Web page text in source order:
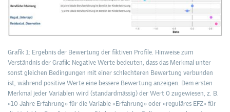
Grafik 1: Ergebnis der Bewertung der fiktiven Profile. Hinweise zum
Verständnis der Grafik: Negative Werte bedeuten, dass das Merkmal unter
sonst gleichen Bedingungen mit einer schlechteren Bewertung verbunden
ist, während positive Werte eine bessere Bewertung anzeigen. Dem ersten
Merkmal jeder Variablen wird (standardmässig) der Wert 0 zugewiesen, z. B.
«10 Jahre Erfahrung» für die Variable «Erfahrung» oder «reguläres EFZ» für